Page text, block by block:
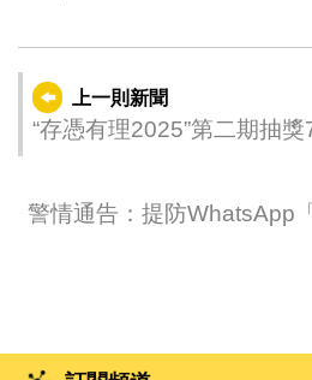
上一則新聞
“存憑有理2025”第二期抽
警情通告：提防WhatsApp